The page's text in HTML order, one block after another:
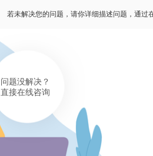
若未解决您的问题，请你详细描述问题，通过
问题没解决？
直接在线咨询